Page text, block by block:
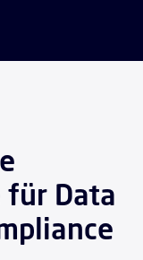
Data